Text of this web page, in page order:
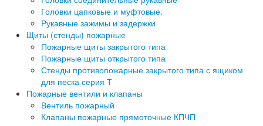
Головки цапковые и муфтовые.
Рукавные зажимы и задержки
Щиты (стенды) пожарные
Пожарные щиты закрытого типа
Пожарные щиты открытого типа
Стенды противопожарные закрытого типа с ящиком
для песка серия Т
Пожарные вентили и клапаны
Вентиль пожарный
Клапаны пожарные прямоточные КПЧП